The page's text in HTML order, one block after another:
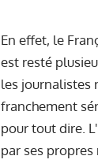
En effet, le
est resté
les journalistes
franchement
pour tout dire.
par ses propres